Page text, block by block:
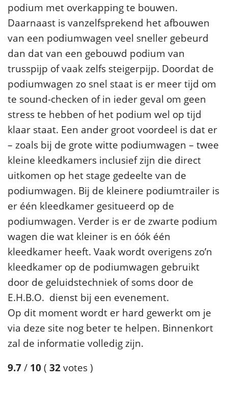
podium met overkapping te bouwen.
Daarnaast is vanzelfsprekend het afbouwen
van een podiumwagen veel sneller gebeurd
dan dat van een gebouwd podium van
trusspijp of vaak zelfs steigerpijp. Doordat de
podiumwagen zo snel staat is er meer tijd om
te sound-checken of in ieder geval om geen
stress te hebben of het podium wel op tijd
klaar staat. Een ander groot voordeel is dat er
– zoals bij de grote witte podiumwagen – twee
kleine kleedkamers inclusief zijn die direct
uitkomen op het stage gedeelte van de
podiumwagen. Bij de kleinere podiumtrailer is
er één kleedkamer gesitueerd op de
podiumwagen. Verder is er de zwarte podium
wagen die wat kleiner is en óók één
kleedkamer heeft. Vaak wordt overigens zo’n
kleedkamer op de podiumwagen gebruikt
door de geluidstechniek of soms door de
E.H.B.O. dienst bij een evenement.
Op dit moment wordt er hard gewerkt om je
via deze site nog beter te helpen. Binnenkort
zal de informatie volledig zijn.
9.7 / 10 ( 32 votes )